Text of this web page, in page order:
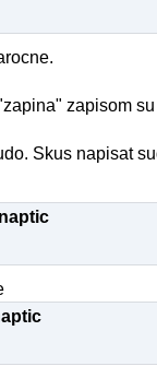
zapisom
Skus napisat